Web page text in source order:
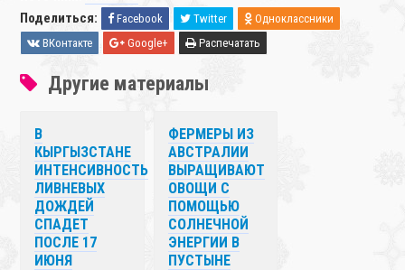
Поделиться:
Facebook Twitter
Одноклассники
ВКонтакте
Google+ Распечатать
Другие материалы
В
КЫРГЫЗСТАНЕ
ИНТЕНСИВНОСТЬ
ЛИВНЕВЫХ
ДОЖДЕЙ
СПАДЕТ
ПОСЛЕ 17
ИЮНЯ
ФЕРМЕРЫ ИЗ
АВСТРАЛИИ
ВЫРАЩИВАЮТ
ОВОЩИ С
ПОМОЩЬЮ
СОЛНЕЧНОЙ
ЭНЕРГИИ В
ПУСТЫНЕ